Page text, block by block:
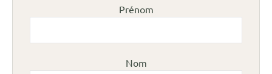
Prénom
Nom